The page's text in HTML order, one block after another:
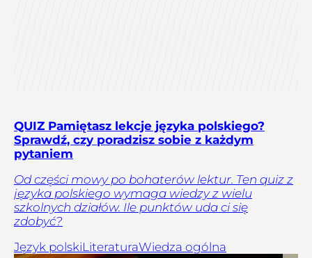
QUIZ Pamiętasz lekcje języka polskiego?
Sprawdź, czy poradzisz sobie z każdym
pytaniem
Od części mowy po bohaterów lektur. Ten quiz z
języka polskiego wymaga wiedzy z wielu
szkolnych działów. Ile punktów uda ci się
zdobyć?
Język polskiLiteraturaWiedza ogólna